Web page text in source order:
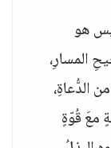
هو
المسارِ،
الدُّعاةِ،
معَ قُوّةٍ